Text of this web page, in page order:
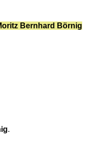
Bernhard Börnig
.